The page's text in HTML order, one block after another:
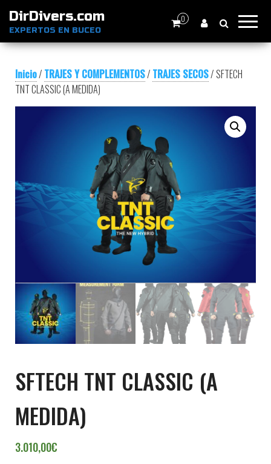
DirDivers.com
EXPERTOS EN BUCEO
0
Inicio/ TRAJES Y COMPLEMENTOS/ TRAJES SECOS/ SFTECH
TNT CLASSIC (A MEDIDA)
SFTECH TNT CLASSIC (A
MEDIDA)
3.010,00€